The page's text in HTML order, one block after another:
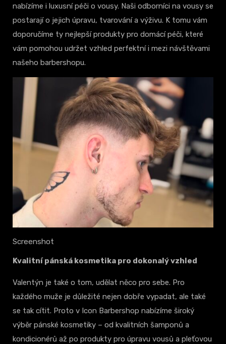
nabízíme i luxusní péči o vousy. Naši odborníci na vousy se
postarají o jejich úpravu, tvarování a výživu. K tomu vám
doporučíme ty nejlepší produkty pro domácí péči, které
vám pomohou udržet vzhled perfektní i mezi návštěvami
našeho barbershopu.
Screenshot
Kvalitní pánská kosmetika pro dokonalý vzhled
Valentýn je také o tom, udělat něco pro sebe. Pro
každého muže je důležité nejen dobře vypadat, ale také
se tak cítit. Proto v Icon Barbershop nabízíme široký
výběr pánské kosmetiky – od kvalitních šamponů a
kondicionérů až po produkty pro úpravu vousů a pleťovou